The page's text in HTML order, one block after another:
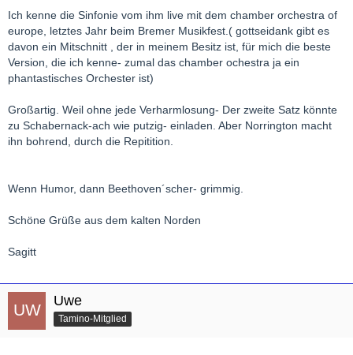
Ich kenne die Sinfonie vom ihm live mit dem chamber orchestra of
europe, letztes Jahr beim Bremer Musikfest.( gottseidank gibt es
davon ein Mitschnitt , der in meinem Besitz ist, für mich die beste
Version, die ich kenne- zumal das chamber ochestra ja ein
phantastisches Orchester ist)
Großartig. Weil ohne jede Verharmlosung- Der zweite Satz könnte
zu Schabernack-ach wie putzig- einladen. Aber Norrington macht
ihn bohrend, durch die Repitition.
Wenn Humor, dann Beethoven´scher- grimmig.
Schöne Grüße aus dem kalten Norden
Sagitt
Uwe
Tamino-Mitglied